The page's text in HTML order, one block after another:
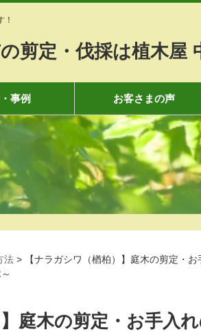
！
剪定・伐採は植木屋
事例 お客さまの声
法 >
【ナラガシワ（楢柏）】庭木の剪定・お
～
庭木の剪定・お手入